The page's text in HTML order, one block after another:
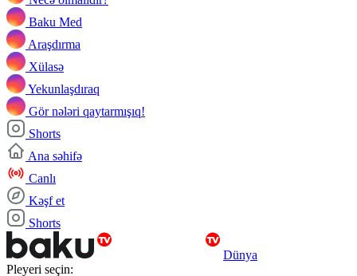
Baku Med
Araşdırma
Xülasə
Yekunlaşdıraq
Gör nələri qaytarmışıq!
Shorts
Ana səhifə
Canlı
Kəşf et
Shorts
Dünya
Pleyeri seçin: